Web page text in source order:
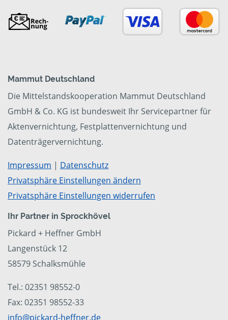
Mammut Deutschland
Die Mittelstandskooperation Mammut Deutschland
GmbH & Co. KG ist bundesweit Ihr Servicepartner für
Aktenvernichtung, Festplattenvernichtung und
Datenträgervernichtung.
Impressum | Datenschutz
Privatsphäre Einstellungen ändern
Privatsphäre Einstellungen widerrufen
Ihr Partner in Sprockhövel
Pickard + Heffner GmbH
Langenstück 12
58579 Schalksmühle
Tel.: 02351 98552-0
Fax: 02351 98552-33
info@pickard-heffner.de